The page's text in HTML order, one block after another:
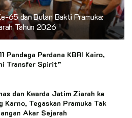
65 dan Bulan Bakti Pramuka:
Tahun 2026
Pandega Perdana KBRI Kairo,
Transfer Spirit”
dan Kwarda Jatim Ziarah ke
Karno, Tegaskan Pramuka Tak
Akar Sejarah